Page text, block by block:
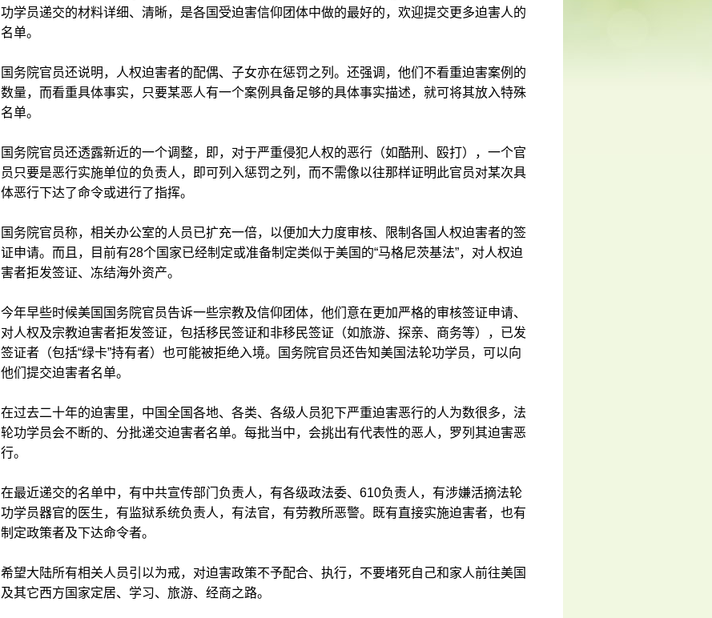
功学员递交的材料详细、清晰，是各国受迫害信仰团体中做的最好的，欢迎提交更多迫害人的
名单。
国务院官员还说明，人权迫害者的配偶、子女亦在惩罚之列。还强调，他们不看重迫害案例的
数量，而看重具体事实，只要某恶人有一个案例具备足够的具体事实描述，就可将其放入特殊
名单。
国务院官员还透露新近的一个调整，即，对于严重侵犯人权的恶行（如酷刑、殴打），一个官
员只要是恶行实施单位的负责人，即可列入惩罚之列，而不需像以往那样证明此官员对某次具
体恶行下达了命令或进行了指挥。
国务院官员称，相关办公室的人员已扩充一倍，以便加大力度审核、限制各国人权迫害者的签
证申请。而且，目前有28个国家已经制定或准备制定类似于美国的“马格尼茨基法”，对人权迫
害者拒发签证、冻结海外资产。
今年早些时候美国国务院官员告诉一些宗教及信仰团体，他们意在更加严格的审核签证申请、
对人权及宗教迫害者拒发签证，包括移民签证和非移民签证（如旅游、探亲、商务等），已发
签证者（包括“绿卡”持有者）也可能被拒绝入境。国务院官员还告知美国法轮功学员，可以向
他们提交迫害者名单。
在过去二十年的迫害里，中国全国各地、各类、各级人员犯下严重迫害恶行的人为数很多，法
轮功学员会不断的、分批递交迫害者名单。每批当中，会挑出有代表性的恶人，罗列其迫害恶
行。
在最近递交的名单中，有中共宣传部门负责人，有各级政法委、610负责人，有涉嫌活摘法轮
功学员器官的医生，有监狱系统负责人，有法官，有劳教所恶警。既有直接实施迫害者，也有
制定政策者及下达命令者。
希望大陆所有相关人员引以为戒，对迫害政策不予配合、执行，不要堵死自己和家人前往美国
及其它西方国家定居、学习、旅游、经商之路。